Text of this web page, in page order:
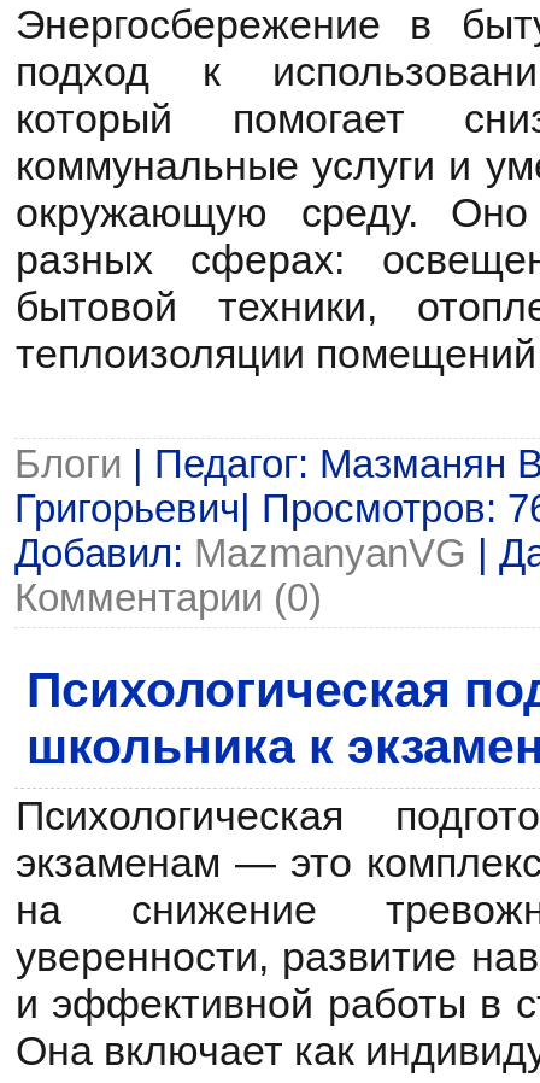
Энергосбережение в
подход к
который помогает
коммунальные услуги и
окружающую среду.
разных сферах:
бытовой техники,
теплоизоляции помещений
Блоги | Педагог: Мазманян
Григорьевич| Просмотров:
Добавил: MazmanyanVG |
Комментарии (0)
Психологическая
школьника к
Психологическая
экзаменам — это
на снижение
уверенности, развитие
и эффективной работы в
Она включает как